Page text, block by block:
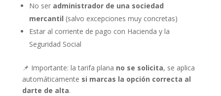
No ser administrador de una sociedad
mercantil (salvo excepciones muy concretas)
Estar al corriente de pago con Hacienda y la
Seguridad Social
📌 Importante: la tarifa plana no se solicita, se aplica
automáticamente si marcas la opción correcta al
darte de alta.